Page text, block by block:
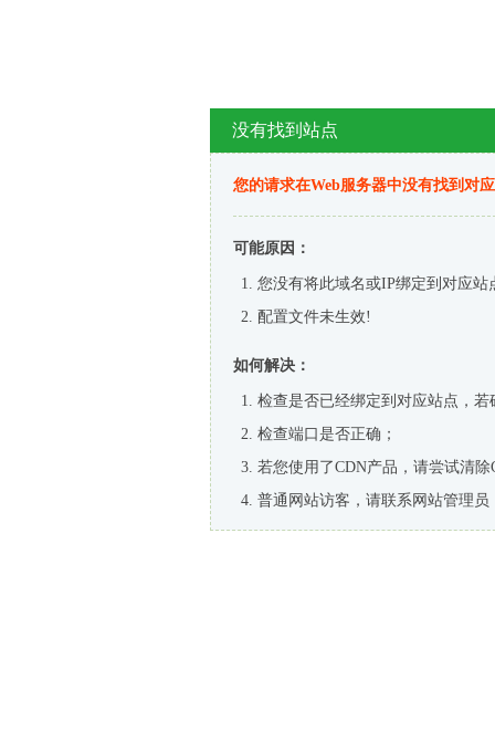
没有找到站点
您的请求在Web服务器中没有找到对
可能原因：
您没有将此域名或IP绑定到对应站
配置文件未生效!
如何解决：
检查是否已经绑定到对应站点，
检查端口是否正确；
若您使用了CDN产品，请尝试清除
普通网站访客，请联系网站管理员